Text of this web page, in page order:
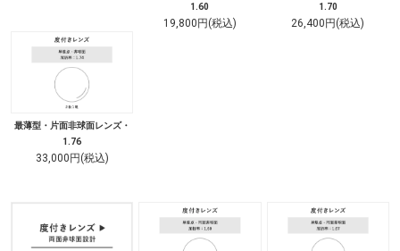
1.60
19,800円(税込)
1.70
26,400円(税込)
最薄型・片面非球面レンズ・
1.76
33,000円(税込)